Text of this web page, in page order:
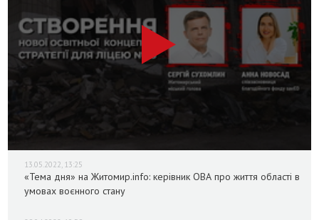
13.05.2022, 13:25
«Тема дня» на Житомир.info: керівник ОВА про життя області в
умовах воєнного стану